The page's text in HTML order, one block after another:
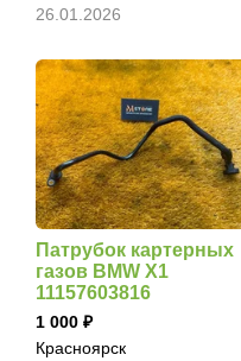
26.01.2026
Патрубок картерных
газов BMW X1
11157603816
1 000
Красноярск